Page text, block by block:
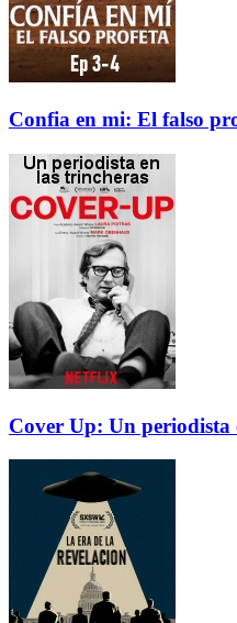
Confia en mi: El falso
Cover Up: Un periodista